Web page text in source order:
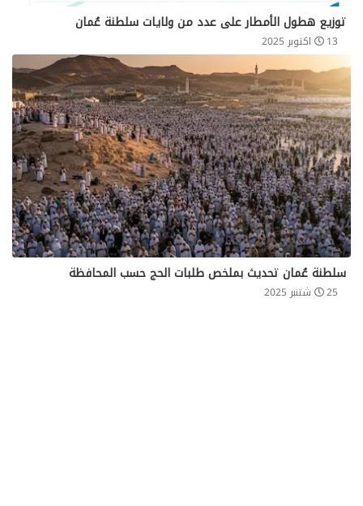
توزيع هطول الأمطار على عدد من ولايات سلطنة عُمان
13 اكتوبر 2025
سلطنة عُمان تحديث بملخص طلبات الحج حسب المحافظة
25 شتنبر 2025